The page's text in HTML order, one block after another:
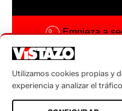
Empieza a
Código ética
Sugerencias
Utilizamos cookies propias y
experiencia y analizar el